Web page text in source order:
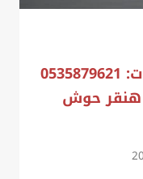
بناء هناجر دورين القطيف ت: 0535879621
هنقر حوش